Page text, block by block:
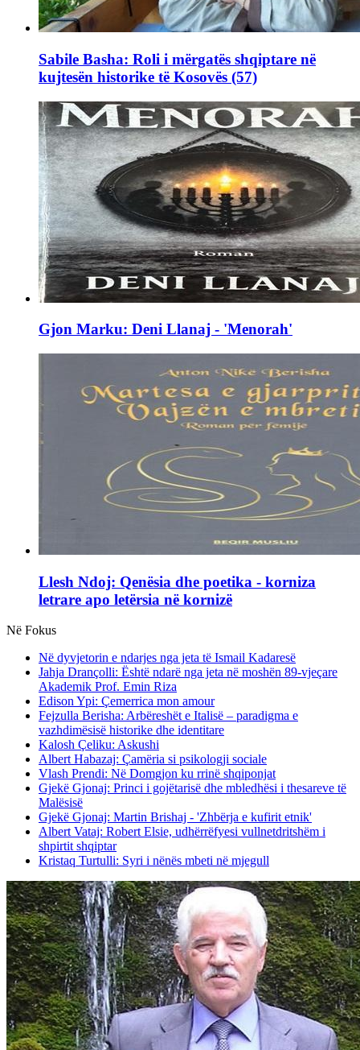
Sabile Basha: Roli i mërgatës shqiptare në
kujtesën historike të Kosovës (57)
Gjon Marku: Deni Llanaj - 'Menorah'
Llesh Ndoj: Qenësia dhe poetika - korniza
letrare apo letërsia në kornizë
Në Fokus
Në dyvjetorin e ndarjes nga jeta të Ismail Kadaresë
Jahja Drançolli: Është ndarë nga jeta në moshën 89-vjeçare
Akademik Prof. Emin Riza
Edison Ypi: Çemerrica mon amour
Fejzulla Berisha: Arbëreshët e Italisë – paradigma e
vazhdimësisë historike dhe identitare
Kalosh Çeliku: Askushi
Albert Habazaj: Çamëria si psikologji sociale
Vlash Prendi: Në Domgjon ku rrinë shqiponjat
Gjekë Gjonaj: Princi i gojëtarisë dhe mbledhësi i thesareve të
Malësisë
Gjekë Gjonaj: Martin Brishaj - 'Zhbërja e kufirit etnik'
Albert Vataj: Robert Elsie, udhërrëfyesi vullnetdritshëm i
shpirtit shqiptar
Kristaq Turtulli: Syri i nënës mbeti në mjegull